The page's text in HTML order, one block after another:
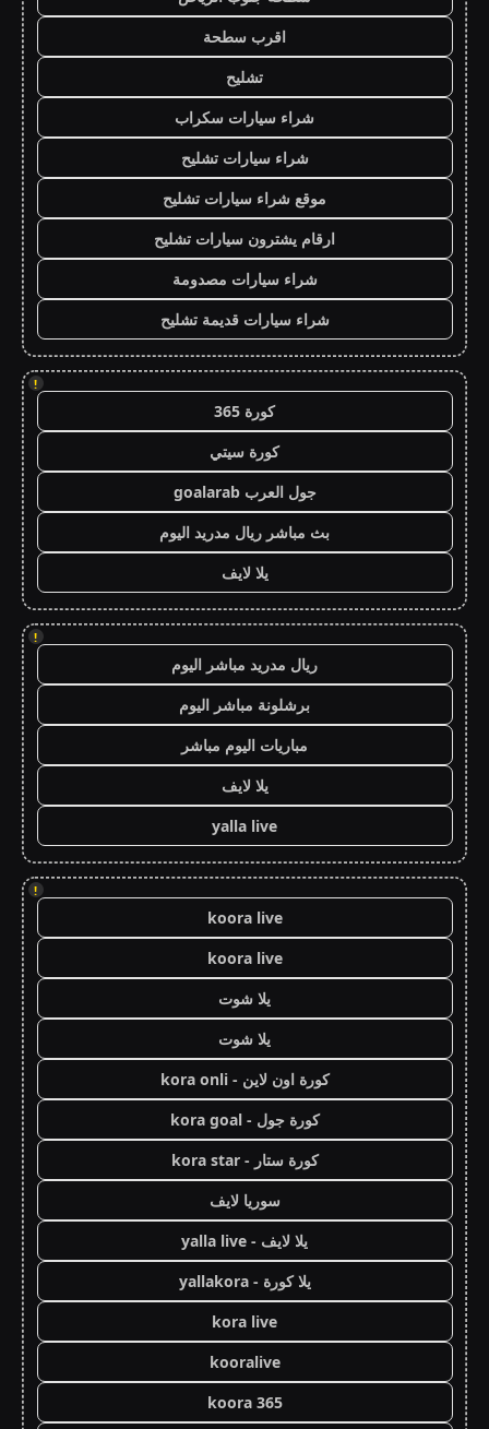
اقرب سطحة
تشليح
شراء سيارات سكراب
شراء سيارات تشليح
موقع شراء سيارات تشليح
ارقام يشترون سيارات تشليح
شراء سيارات مصدومة
شراء سيارات قديمة تشليح
!
كورة 365
كورة سيتي
جول العرب goalarab
بث مباشر ريال مدريد اليوم
يلا لايف
!
ريال مدريد مباشر اليوم
برشلونة مباشر اليوم
مباريات اليوم مباشر
يلا لايف
yalla live
!
koora live
koora live
يلا شوت
يلا شوت
كورة اون لاين - kora onli
كورة جول - kora goal
كورة ستار - kora star
سوريا لايف
يلا لايف - yalla live
يلا كورة - yallakora
kora live
kooralive
koora 365